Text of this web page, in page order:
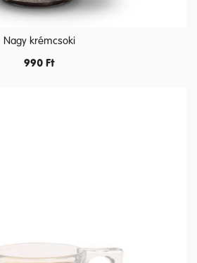
Nagy krémcsoki
990 Ft